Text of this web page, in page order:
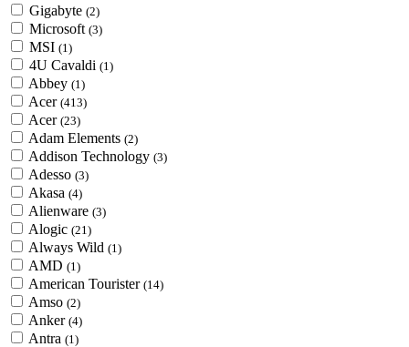
Gigabyte (2)
Microsoft (3)
MSI (1)
4U Cavaldi (1)
Abbey (1)
Acer (413)
Acer (23)
Adam Elements (2)
Addison Technology (3)
Adesso (3)
Akasa (4)
Alienware (3)
Alogic (21)
Always Wild (1)
AMD (1)
American Tourister (14)
Amso (2)
Anker (4)
Antra (1)